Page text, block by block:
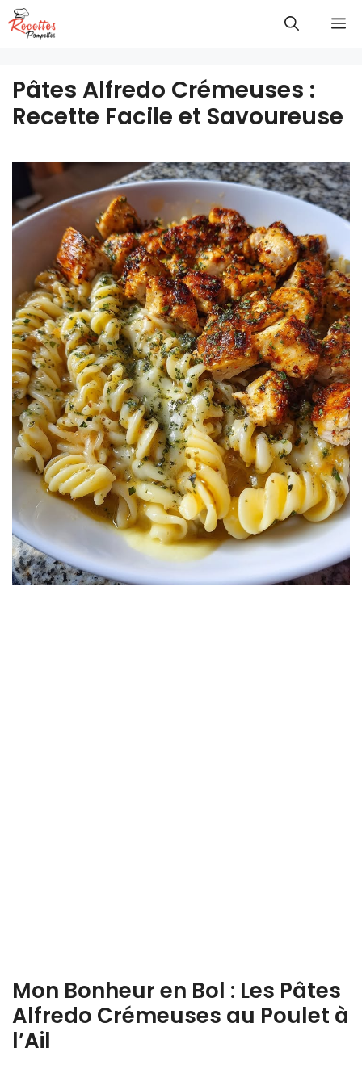
Aller
au
Pâtes Alfredo Crémeuses :
Recette Facile et Savoureuse
Mon Bonheur en Bol : Les Pâtes
Alfredo Crémeuses au Poulet à
l’Ail